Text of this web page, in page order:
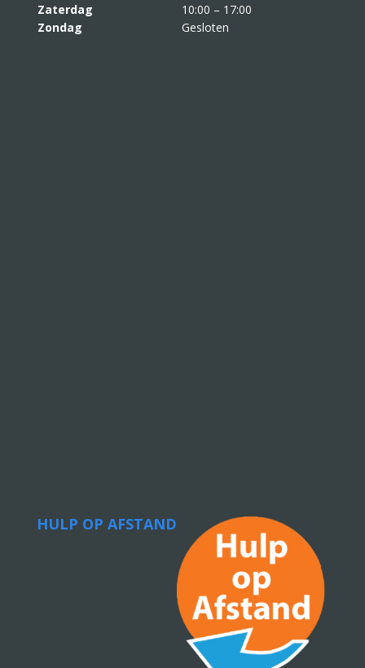
Zaterdag
10:00 – 17:00
Zondag
Gesloten
HULP OP AFSTAND